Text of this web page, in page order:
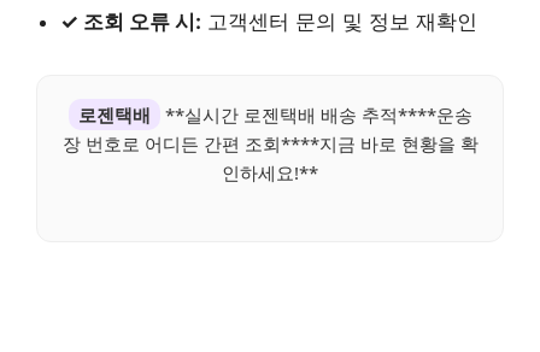
✓ 조회 오류 시: 고객센터 문의 및 정보 재확인
로젠택배
**실시간 로젠택배 배송 추적****운송
장 번호로 어디든 간편 조회****지금 바로 현황을 확
인하세요!**